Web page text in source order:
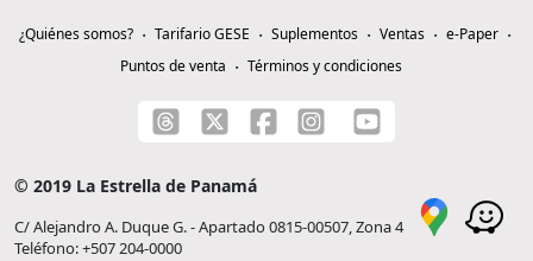
¿Quiénes somos? Tarifario GESE Suplementos Ventas
e-Paper
Puntos de venta
Términos y condiciones
© 2019 La Estrella de Panamá
C/ Alejandro A. Duque G. - Apartado 0815-00507, Zona 4
Teléfono: +507 204-0000